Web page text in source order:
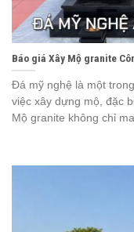
Báo giá Xây Mộ granite
Đá mỹ nghệ là một
việc xây dựng mộ, đặc
Mộ granite không chỉ